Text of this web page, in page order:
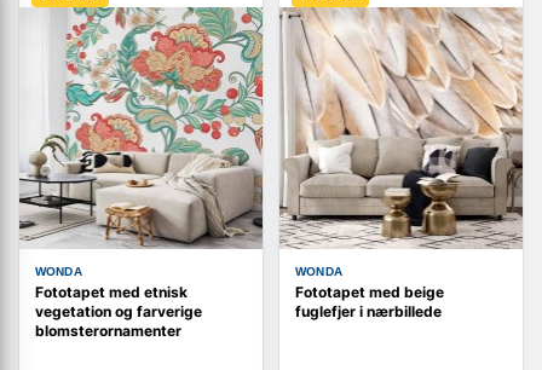
WONDA
Fototapet med etnisk
vegetation og farverige
blomsterornamenter
WONDA
Fototapet med beige
fuglefjer i nærbillede